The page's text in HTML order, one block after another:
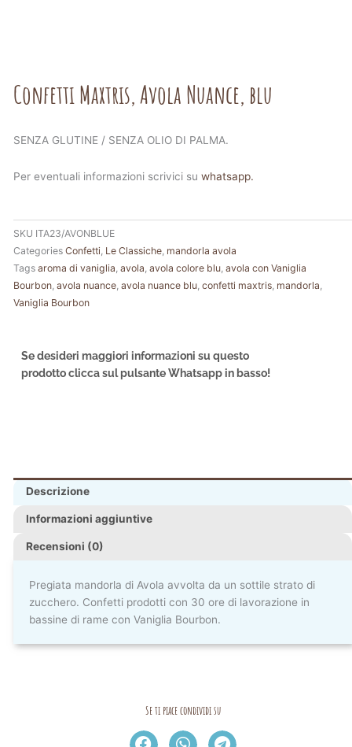
Confetti Maxtris, Avola Nuance, blu
SENZA GLUTINE / SENZA OLIO DI PALMA.
Per eventuali informazioni scrivici su whatsapp.
SKU ITA23/AVONBLUE
Categories Confetti Le Classiche mandorla avola
Tags aroma di vaniglia avola avola colore blu avola con Vaniglia
Bourbon avola nuance avola nuance blu confetti maxtris mandorla
Vaniglia Bourbon
Se desideri maggiori informazioni su questo
prodotto clicca sul pulsante Whatsapp in basso!
Descrizione
Informazioni aggiuntive
Recensioni (0)
Pregiata mandorla di Avola avvolta da un sottile strato di
zucchero. Confetti prodotti con 30 ore di lavorazione in
bassine di rame con Vaniglia Bourbon.
Se ti piace condividi su